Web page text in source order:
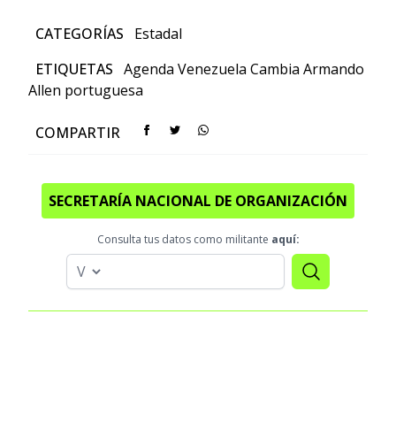
CATEGORÍAS
Estadal
ETIQUETAS Agenda Venezuela Cambia Armando
Allen portuguesa
COMPARTIR
SECRETARÍA NACIONAL DE ORGANIZACIÓN
Consulta tus datos como militante aquí: